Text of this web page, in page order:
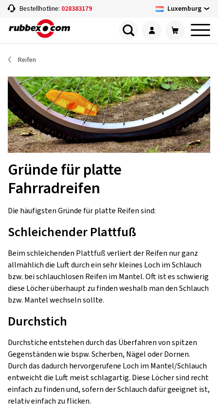
Bestellhotline: 028383179 Luxemburg
Reifen
Gründe für platte
Fahrradreifen
Die häufigsten Gründe für platte Reifen sind:
Schleichender Plattfuß
Beim schleichenden Plattfuß verliert der Reifen nur ganz
allmählich die Luft durch ein sehr kleines Loch im Schlauch
bzw. bei schlauchlosen Reifen im Mantel. Oft ist es schwierig
diese Löcher überhaupt zu finden weshalb man den Schlauch
bzw. Mantel wechseln sollte.
Durchstich
Durchstiche entstehen durch das Überfahren von spitzen
Gegenständen wie bspw. Scherben, Nägel oder Dornen.
Durch das dadurch hervorgerufene Loch im Mantel/Schlauch
entweicht die Luft meist schlagartig. Diese Löcher sind recht
einfach zu finden und, sofern der Schlauch dafür geeignet ist,
relativ einfach zu flicken.